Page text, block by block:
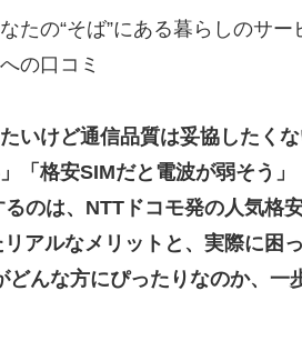
たの“そば”にある暮らしのサ
の口コミ
いけど通信品質は妥協したく
「格安SIMだと電波が弱そう
のは、NTTドコモ発の人気格
アルなメリットと、実際に困
んな方にぴったりなのか、一